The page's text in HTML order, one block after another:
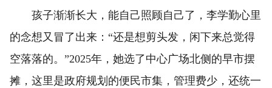
孩子渐渐长大，能自己照顾自己了，李学勤心里
的念想又冒了出来：“还是想剪头发，闲下来总觉得
空落落的。”2025年，她选了中心广场北侧的早市摆
摊，这里是政府规划的便民市集，管理费少，还统一